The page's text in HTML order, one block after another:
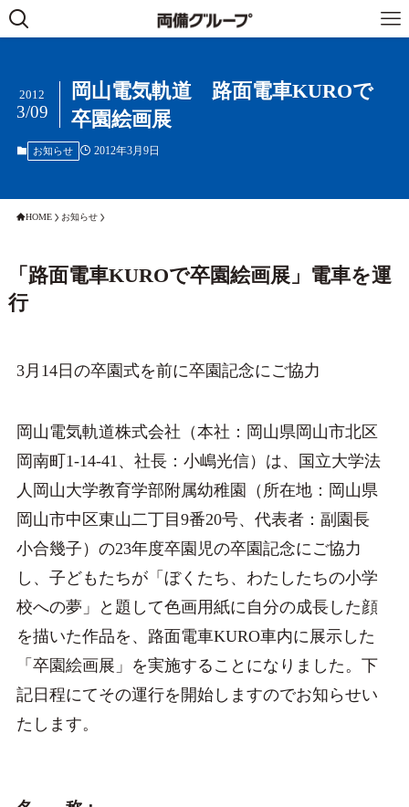
岡山電気軌道 路面電車KUROで
卒園絵画展
2012
3/09
お知らせ 2012年3月9日
HOME お知らせ
「路面電車KUROで卒園絵画展」電車を運
行
3月14日の卒園式を前に卒園記念にご協力
岡山電気軌道株式会社（本社：岡山県岡山市北区
岡南町1-14-41、社長：小嶋光信）は、国立大学法
人岡山大学教育学部附属幼稚園（所在地：岡山県
岡山市中区東山二丁目9番20号、代表者：副園長
小合幾子）の23年度卒園児の卒園記念にご協力
し、子どもたちが「ぼくたち、わたしたちの小学
校への夢」と題して色画用紙に自分の成長した顔
を描いた作品を、路面電車KURO車内に展示した
「卒園絵画展」を実施することになりました。下
記日程にてその運行を開始しますのでお知らせい
たします。